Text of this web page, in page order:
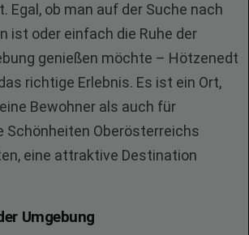
Egal, ob man auf der Suche nach
ist oder einfach die Ruhe der
genießen möchte – Hötzenedt
richtige Erlebnis. Es ist ein Ort,
Bewohner als auch für
Schönheiten Oberösterreichs
eine attraktive Destination
Umgebung